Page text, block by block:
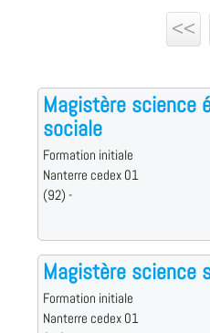
<<
Magistère science
sociale
Formation initiale
Nanterre cedex 01
(92) -
Magistère science
Formation initiale
Nanterre cedex 01